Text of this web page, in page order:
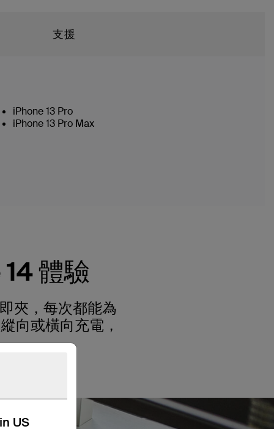
US
支援
iPhone 13 Pro
iPhone 13 Pro Max
體驗
夾，每次都能為
向或橫向充電，